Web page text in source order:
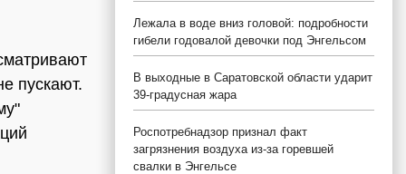
пускают.
Лежала в воде вниз головой: подробности
гибели годовалой девочки под Энгельсом
В выходные в Саратовской области ударит
39-градусная жара
Роспотребнадзор признал факт
загрязнения воздуха из-за горевшей
свалки в Энгельсе